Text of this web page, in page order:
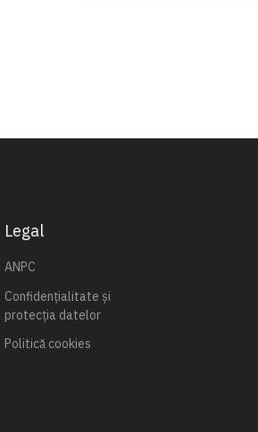
Legal
ANPC
Confidențialitate și
protecția datelor
Politică cookies